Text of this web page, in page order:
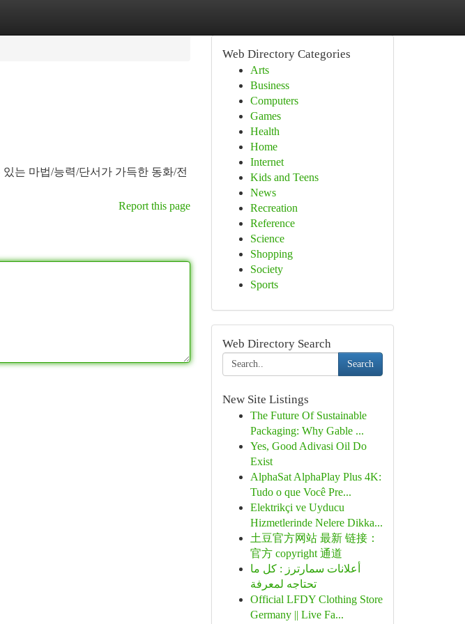
는 마법/능력/단서가 가득한 동화/전
Report this page
Web Directory Categories
Arts
Business
Computers
Games
Health
Home
Internet
Kids and Teens
News
Recreation
Reference
Science
Shopping
Society
Sports
Web Directory Search
Search
New Site Listings
The Future Of Sustainable
Packaging: Why Gable ...
Yes, Good Adivasi Oil Do
Exist
AlphaSat AlphaPlay Plus 4K:
Tudo o que Você Pre...
Elektrikçi ve Uyducu
Hizmetlerinde Nelere Dikka...
土豆官方网站 最新 链接：
官方 copyright 通道
أعلانات سمارترز : كل ما
تحتاجه لمعرفة
Official LFDY Clothing Store
Germany || Live Fa...